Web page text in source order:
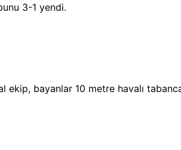
3-1 yendi.
ekip, bayanlar 10 metre havalı